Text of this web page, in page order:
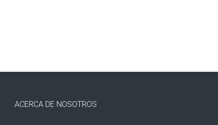
ACERCA DE NOSOTROS